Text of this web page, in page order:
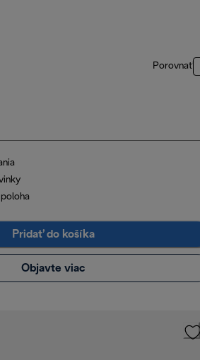
Porovnať
Pridať do košíka
Objavte viac